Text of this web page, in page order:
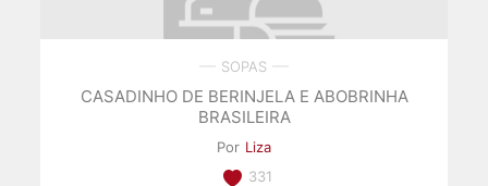
SOPAS
CASADINHO DE BERINJELA E ABOBRINHA
BRASILEIRA
Por Liza
331